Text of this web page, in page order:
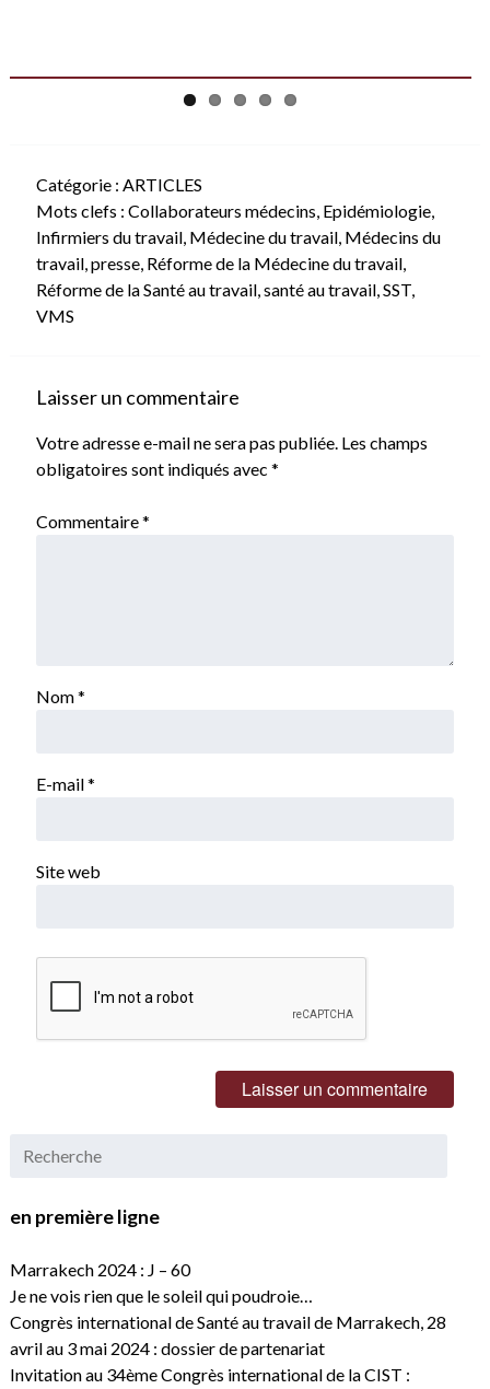
Catégorie : ARTICLES
Mots clefs : Collaborateurs médecins Epidémiologie,
Infirmiers du travail, Médecine du travail, Médecins du
travail, presse, Réforme de la Médecine du travail,
Réforme de la Santé au travail, santé au travail, SST,
VMS
Laisser un commentaire
Votre adresse e-mail ne sera pas publiée. Les champs
obligatoires sont indiqués avec *
Commentaire*
Nom*
E-mail*
Site web
en première ligne
Marrakech 2024 : J – 60
Je ne vois rien que le soleil qui poudroie…
Congrès international de Santé au travail de Marrakech, 28
avril au 3 mai 2024 : dossier de partenariat
Invitation au 34ème Congrès international de la CIST :